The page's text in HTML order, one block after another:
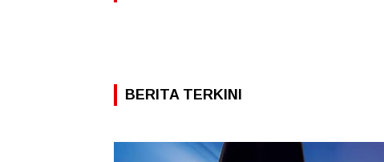
BERITA TERKINI